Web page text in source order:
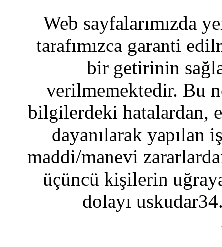
Web sayfalarımızda
tarafımızca garanti
bir getirinin
verilmemektedir. Bu
bilgilerdeki hatalardan,
dayanılarak yapılan
maddi/manevi
üçüncü kişilerin
dolayı